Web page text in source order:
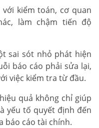
kiểm toán, cơ quan
làm chậm tiến độ
sai sót nhỏ phát hiện
báo cáo phải sửa lại,
việc kiểm tra từ đầu.
quả không chỉ giúp
yếu tố quyết định đến
báo cáo tài chính.